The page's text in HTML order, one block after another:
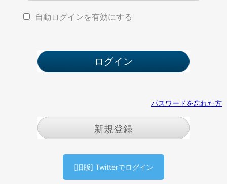
自動ログインを有効にする
パスワードを忘れた方
新規登録
[旧版] Twitterでログイン